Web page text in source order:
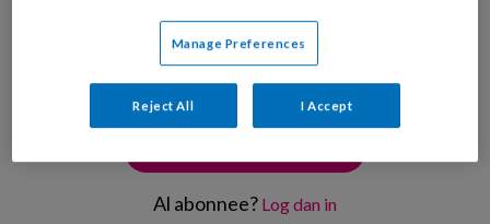
PREMIUM
Al abonnee? Log dan in
Manage Preferences
Reject All I Accept